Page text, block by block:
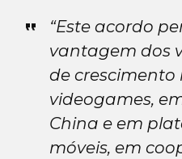
“Este acordo
vantagem dos
de
videogames,
China e em
móveis, em